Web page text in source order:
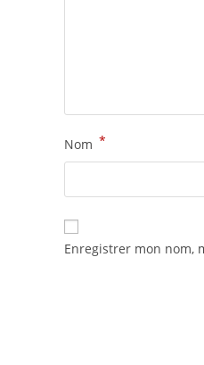
Nom *
Enregistrer mon nom,